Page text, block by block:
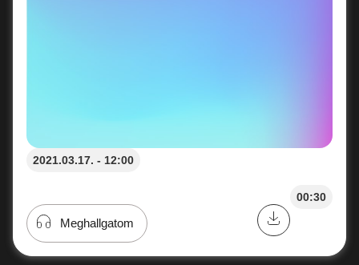
2021.03.17. - 12:00
00:30
Meghallgatom